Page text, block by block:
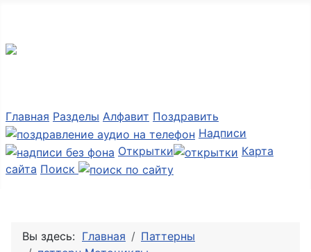
Главная Разделы Алфавит Поздравить
Надписи
Открытки
Карта
сайта Поиск
Вы здесь: Главная
Паттерны